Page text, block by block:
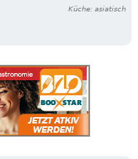
Küche: asiatisch